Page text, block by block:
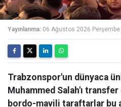
Yayınlanma: 06 Ağustos 2026 Perşembe
Trabzonspor'un dünyaca
Muhammed Salah'ı
bordo-mavili taraftarlar bu